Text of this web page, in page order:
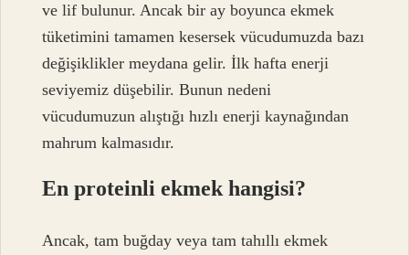
ve lif bulunur. Ancak bir ay boyunca ekmek
tüketimini tamamen kesersek vücudumuzda bazı
değişiklikler meydana gelir. İlk hafta enerji
seviyemiz düşebilir. Bunun nedeni
vücudumuzun alıştığı hızlı enerji kaynağından
mahrum kalmasıdır.
En proteinli ekmek hangisi?
Ancak, tam buğday veya tam tahıllı ekmek